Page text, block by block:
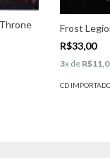
Frost
R$33,00
3x de
CD